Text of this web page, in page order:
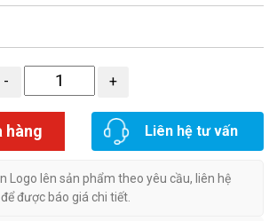
hàng Liên hệ tư vấn
Logo lên sản phẩm theo yêu cầu, liên hệ
được báo giá chi tiết.